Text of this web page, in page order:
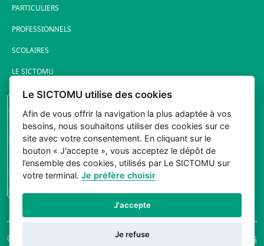
PARTICULIERS
PROFESSIONNELS
SCOLAIRES
LE SICTOMU
PORTAIL ÉLUS
CONNEXION
© 2026 Sictomu. Tout
Mentions légales
Le SICTOMU utilise des cookies
Afin de vous offrir la navigation la plus adaptée à vos
besoins, nous souhaitons utiliser des cookies sur ce
site avec votre consentement. En cliquant sur le
bouton « J'accepte », vous acceptez le dépôt de
l’ensemble des cookies, utilisés par Le SICTOMU sur
votre terminal.Je préfère choisir
J'accepte
Je refuse